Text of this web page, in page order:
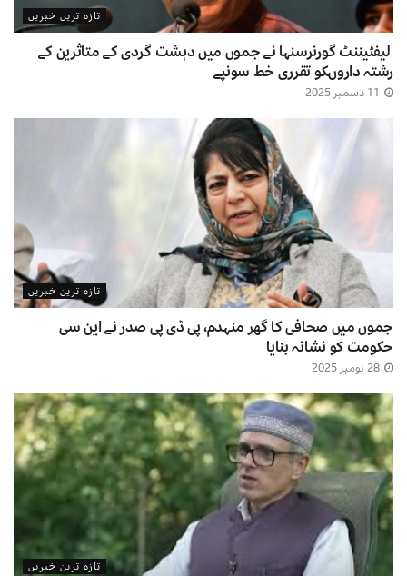
تازہ ترین خبریں
لیفٹیننٹ گورنرسنہا نے جموں میں دہشت گردی کے متاثرین کے
رشتہ داروںکو تقرری خط سونپے
تازہ ترین خبریں
جموں میں صحافی کا گھر منہدم، پی ڈی پی صدر نے این سی
حکومت کو نشانہ بنایا
تازہ ترین خبریں